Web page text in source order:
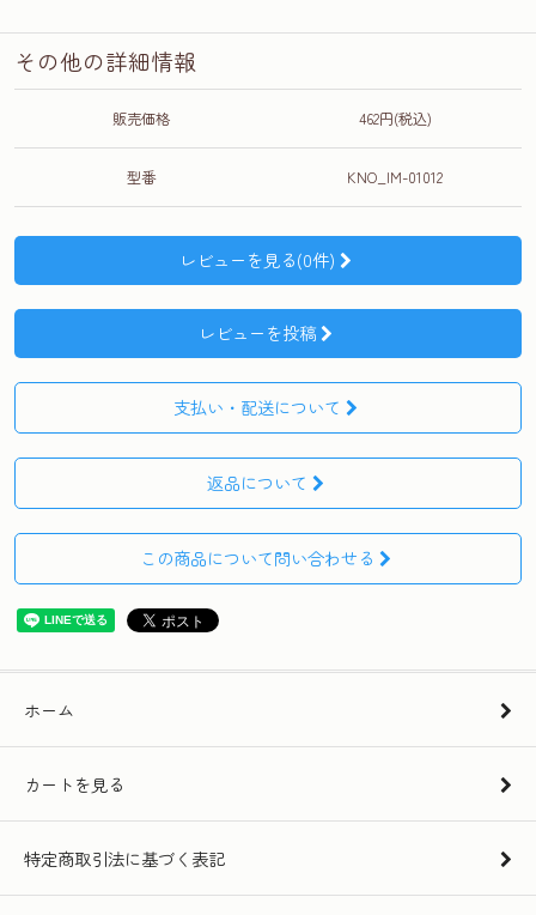
その他の詳細情報
販売価格 462円(税込)
型番 KNO_IM-01012
レビューを見る(0件)
レビューを投稿
支払い・配送について
返品について
この商品について問い合わせる
ホーム
カートを見る
特定商取引法に基づく表記